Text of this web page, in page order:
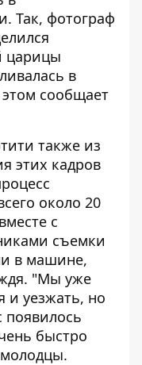
Так, фотограф
царицы
в
сообщает
также из
этих кадров
около 20
с
съемки
в машине,
"Мы уже
и уезжать, но
появилось
быстро